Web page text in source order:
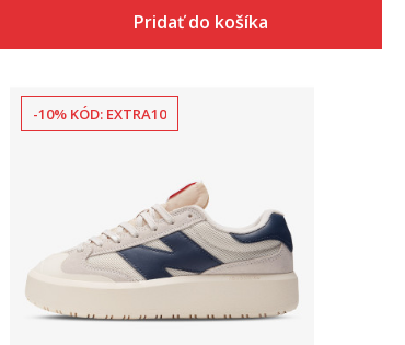
Pridať do košíka
Porovnaj
-10% KÓD: EXTRA10